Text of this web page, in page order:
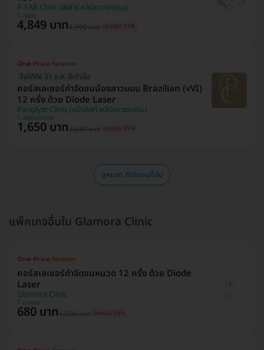
P-FAR Clinic (พีฟาร์ คลินิกเวชกรรม)
ทุ่งครุ
4,849 บาท6,999 บาท ประหยัด 31%
ซื้อได้ถึง 31 ธ.ค. นี้เท่านั้น
คอร์สเลเซอร์กำจัดขนน้องสาวแบบ Brazilian (vVI)
12 ครั้ง ด้วย Diode Laser
Panglyst Clinic (แป้งลิสท์ คลินิกเวชกรรม)
สมุทรปราการ
1,650 บาท3,640 บาท ประหยัด 55%
ดูหมวด กำจัดขนที่ลับ
แพ็กเกจอื่นใน Glamora Clinic
คอร์สเลเซอร์กำจัดขนหนวด 12 ครั้ง ด้วย Diode
Laser
Glamora Clinic
บางเขน
680 บาท1,500 บาท ประหยัด 55%